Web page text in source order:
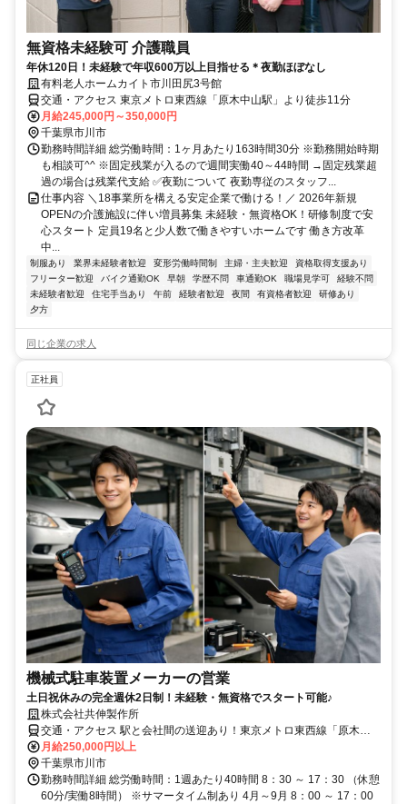
無資格未経験可 介護職員
年休120日！未経験で年収600万以上目指せる＊夜勤ほぼなし
有料老人ホームカイト市川田尻3号館
交通・アクセス 東京メトロ東西線「原木中山駅」より徒歩11分
月給245,000円～350,000円
千葉県市川市
勤務時間詳細 総労働時間：1ヶ月あたり163時間30分 ※勤務開始時期
も相談可^^ ※固定残業が入るので週間実働40～44時間 →固定残業超
過の場合は残業代支給 ✅夜勤について 夜勤専従のスタッフ...
仕事内容 ＼18事業所を構える安定企業で働ける！／ 2026年新規
OPENの介護施設に伴い増員募集 未経験・無資格OK！研修制度で安
心スタート 定員19名と少人数で働きやすいホームです 働き方改革
中...
制服あり 業界未経験者歓迎 変形労働時間制 主婦・主夫歓迎
資格取得支援あり
フリーター歓迎
バイク通勤OK 早朝 学歴不問 車通勤OK 職場見学可
経験不問
未経験者歓迎
住宅手当あり 午前 経験者歓迎 夜間 有資格者歓迎
研修あり
夕方
同じ企業の求人
正社員
機械式駐車装置メーカーの営業
土日祝休みの完全週休2日制！未経験・無資格でスタート可能♪
株式会社共伸製作所
交通・アクセス 駅と会社間の送迎あり！東京メトロ東西線「原木中
山駅」徒歩約23分/JR総武線「本八幡駅」「下総中山駅」徒歩約25分
月給250,000円以上
千葉県市川市
勤務時間詳細 総労働時間：1週あたり40時間 8：30 ～ 17：30 （休憩
60分/実働8時間） ※サマータイム制あり 4月～9月 8：00 ～ 17：00